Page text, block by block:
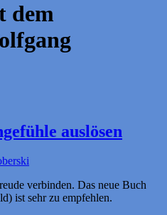
dem
auslösen
verbinden. Das neue Buch
ist sehr zu empfehlen.